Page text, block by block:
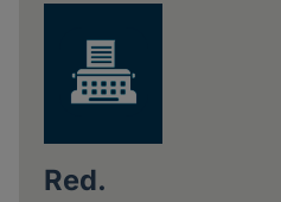
Red.